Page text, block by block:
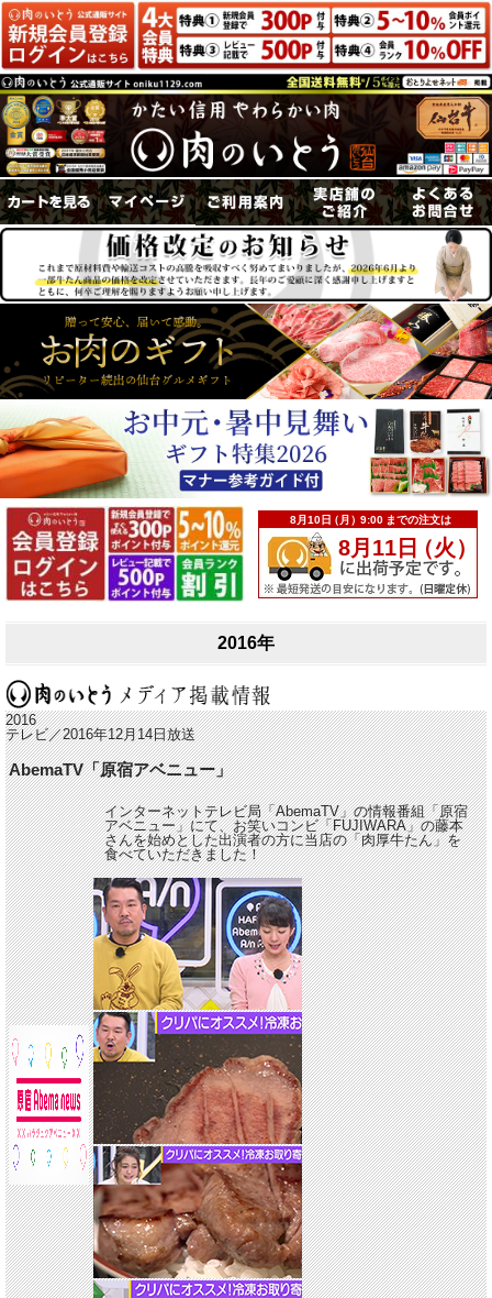
2016年
2016
テレビ／2016年12月14日放送
AbemaTV「原宿アベニュー」
インターネットテレビ局「AbemaTV」の情報番組「原宿
アベニュー」にて、お笑いコンビ「FUJIWARA」の藤本
さんを始めとした出演者の方に当店の「肉厚牛たん」を
食べていただきました！